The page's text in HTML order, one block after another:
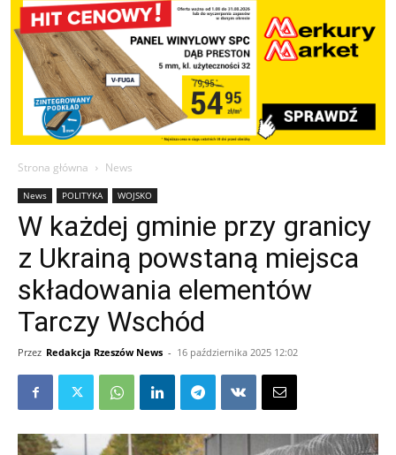
Strona główna News
News POLITYKA WOJSKO
W każdej gminie przy granicy
z Ukrainą powstaną miejsca
składowania elementów
Tarczy Wschód
Przez Redakcja Rzeszów News - 16 października 2025 12:02